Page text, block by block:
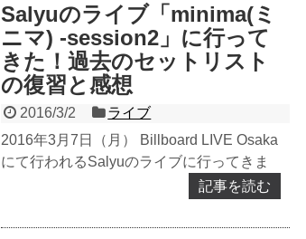
Salyuのライブ「minima(ミ
ニマ) -session2」に行って
きた！過去のセットリスト
の復習と感想
2016/3/2
ライブ
2016年3月7日（月） Billboard LIVE Osaka
にて行われるSalyuのライブに行ってきま
す。立見席なので、相当環境は悪い...
記事を読む